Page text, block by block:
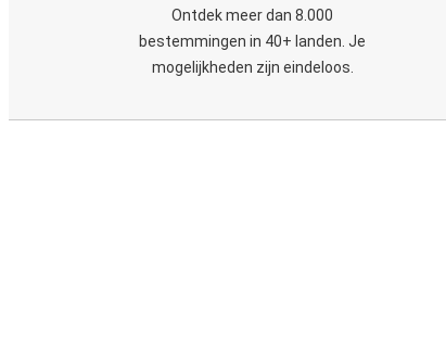
Ontdek meer dan 8.000
bestemmingen in 40+ landen. Je
mogelijkheden zijn eindeloos.